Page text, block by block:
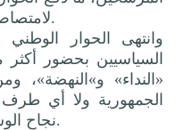
لامتصاص الأزمة قبل توسع رقعتها أكثر.
وانتهى الحوار الوطني
«النداء»
الجمهورية ولا أي طرف
نجاح الوساطة بين المرزوقي والسبسي.